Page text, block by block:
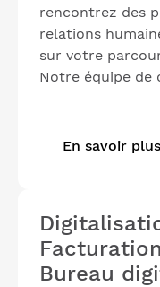
rencontrez des
relations
sur votre
Notre équipe de
En savoir plus
Bureau